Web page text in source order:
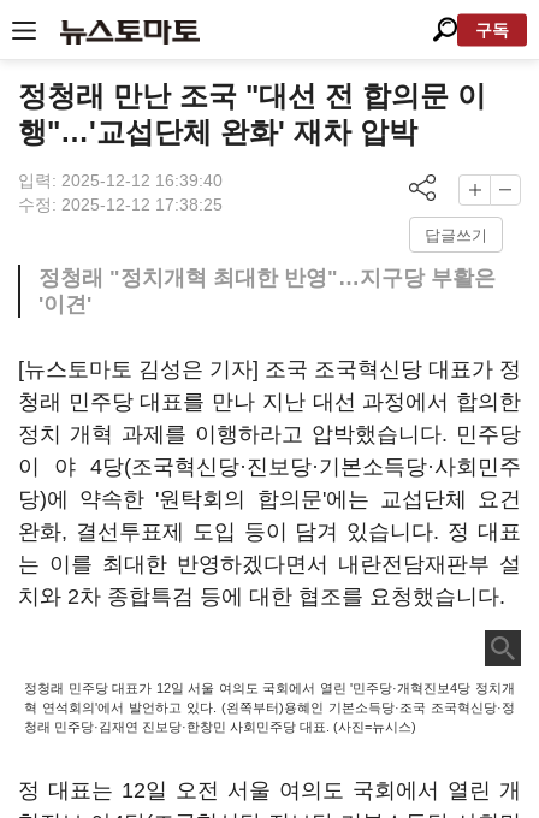
구독
정청래 만난 조국 "대선 전 합의문 이
행"…'교섭단체 완화' 재차 압박
입력: 2025-12-12 16:39:40
수정: 2025-12-12 17:38:25
답글쓰기
정청래 "정치개혁 최대한 반영"…지구당 부활은
'이견'
[뉴스토마토 김성은 기자] 조국 조국혁신당 대표가 정
청래 민주당 대표를 만나 지난 대선 과정에서 합의한
정치 개혁 과제를 이행하라고 압박했습니다. 민주당
이 야 4당(조국혁신당·진보당·기본소득당·사회민주
당)에 약속한 '원탁회의 합의문'에는 교섭단체 요건
완화, 결선투표제 도입 등이 담겨 있습니다. 정 대표
는 이를 최대한 반영하겠다면서 내란전담재판부 설
치와 2차 종합특검 등에 대한 협조를 요청했습니다.
정청래 민주당 대표가 12일 서울 여의도 국회에서 열린 '민주당·개혁진보4당 정치개
혁 연석회의'에서 발언하고 있다. (왼쪽부터)용혜인 기본소득당·조국 조국혁신당·정
청래 민주당·김재연 진보당·한창민 사회민주당 대표. (사진=뉴시스)
정 대표는 12일 오전 서울 여의도 국회에서 열린 개